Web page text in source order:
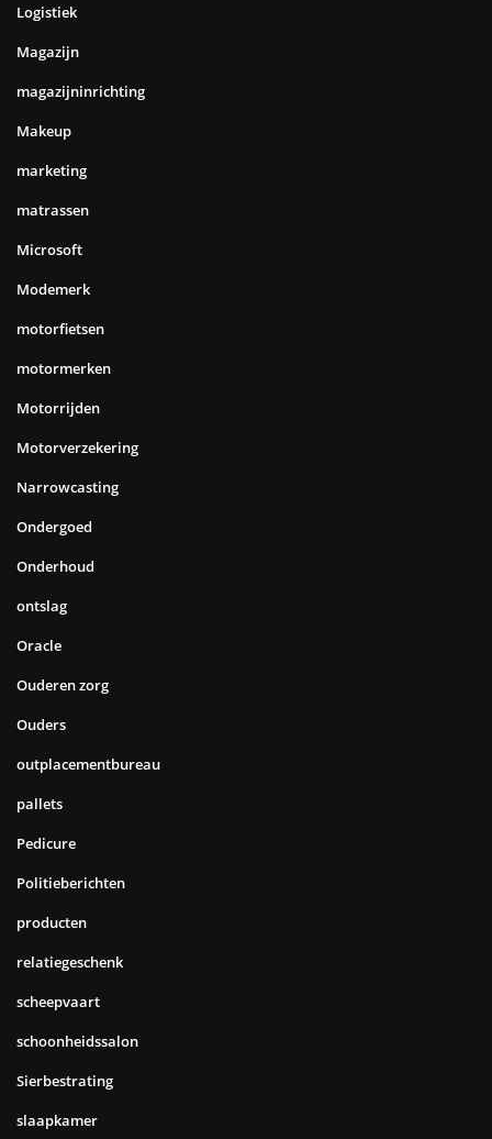
Logistiek
Magazijn
magazijninrichting
Makeup
marketing
matrassen
Microsoft
Modemerk
motorfietsen
motormerken
Motorrijden
Motorverzekering
Narrowcasting
Ondergoed
Onderhoud
ontslag
Oracle
Ouderen zorg
Ouders
outplacementbureau
pallets
Pedicure
Politieberichten
producten
relatiegeschenk
scheepvaart
schoonheidssalon
Sierbestrating
slaapkamer